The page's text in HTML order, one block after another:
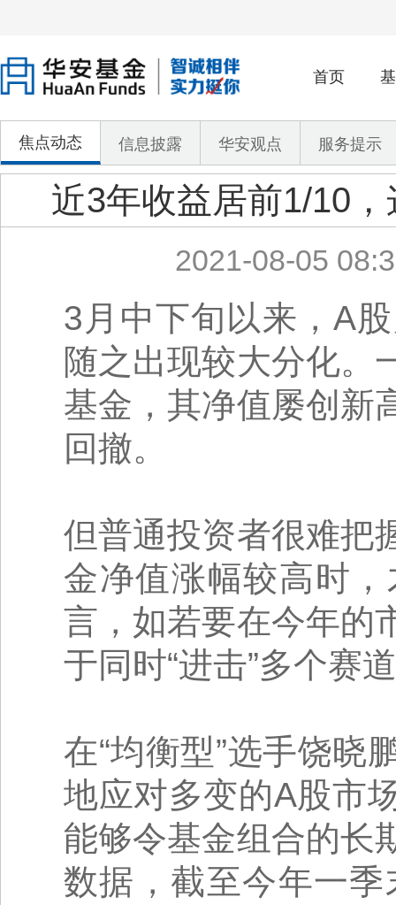
首页
焦点动态 信息披露 华安观点 服务提示
近3年收益居前1/10
2021-08-05
3月中下旬以来，A
随之出现较大分化。
基金，其净值屡创新
回撤。
但普通投资者很难把
金净值涨幅较高时
言，如若要在今年的
于同时“进击”多个赛
在“均衡型”选手饶晓
地应对多变的A股市
能够令基金组合的长
数据，截至今年一